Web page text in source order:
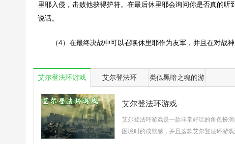
里耶入侵，击败他获得护符。在最后休里耶会询问你是否真的
说话。
（4）在最终决战中可以召唤休里耶作为友军，并且在对战
艾尔登法环游戏 艾尔登法环 类似黑暗之魂的游
艾尔登法环游戏
艾尔登法环游戏是一款非常好玩的角色扮
困境时的成就感，并且这款艾尔登法环游